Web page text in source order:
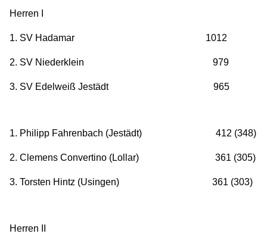
Herren I
1. SV Hadamar 1012
2. SV Niederklein 979
3. SV Edelweiß Jestädt 965
1. Philipp Fahrenbach (Jestädt) 412 (348)
2. Clemens Convertino (Lollar) 361 (305)
3. Torsten Hintz (Usingen) 361 (303)
Herren II